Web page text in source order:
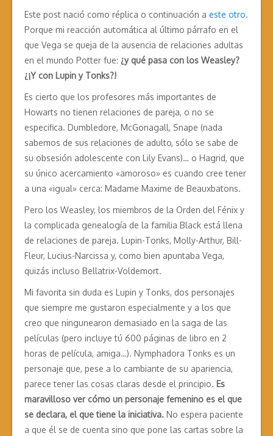
Este post nació como réplica o continuación a este otro.
Porque mi reacción automática al último párrafo en el
que Vega se queja de la ausencia de relaciones adultas
en el mundo Potter fue: ¿y qué pasa con los Weasley?
¿¡Y con Lupin y Tonks?!
Es cierto que los profesores más importantes de
Howarts no tienen relaciones de pareja, o no se
especifica. Dumbledore, McGonagall, Snape (nada
sabemos de sus relaciones de adulto, sólo se sabe de
su obsesión adolescente con Lily Evans)… o Hagrid, que
su único acercamiento «amoroso» es cuando cree tener
a una «igual» cerca: Madame Maxime de Beauxbatons.
Pero los Weasley, los miembros de la Orden del Fénix y
la complicada genealogía de la familia Black está llena
de relaciones de pareja. Lupin-Tonks, Molly-Arthur, Bill-
Fleur, Lucius-Narcissa y, como bien apuntaba Vega,
quizás incluso Bellatrix-Voldemort.
Mi favorita sin duda es Lupin y Tonks, dos personajes
que siempre me gustaron especialmente y a los que
creo que ningunearon demasiado en la saga de las
películas (pero incluye tú 600 páginas de libro en 2
horas de película, amiga…). Nymphadora Tonks es un
personaje que, pese a lo cambiante de su apariencia,
parece tener las cosas claras desde el principio. Es
maravilloso ver cómo un personaje femenino es el que
se declara, el que tiene la iniciativa. No espera paciente
a que él se de cuenta sino que pone las cartas sobre la